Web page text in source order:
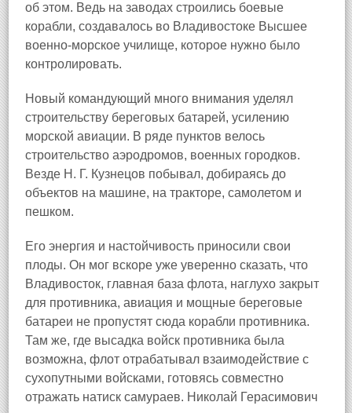
об этом. Ведь на заводах строились боевые
корабли, создавалось во Владивостоке Высшее
военно-морское училище, которое нужно было
контролировать.
Новый командующий много внимания уделял
строительству береговых батарей, усилению
морской авиации. В ряде пунктов велось
строительство аэродромов, военных городков.
Везде Н. Г. Кузнецов побывал, добираясь до
объектов на машине, на тракторе, самолетом и
пешком.
Его энергия и настойчивость приносили свои
плоды. Он мог вскоре уже уверенно сказать, что
Владивосток, главная база флота, наглухо закрыт
для противника, авиация и мощные береговые
батареи не пропустят сюда корабли противника.
Там же, где высадка войск противника была
возможна, флот отрабатывал взаимодействие с
сухопутными войсками, готовясь совместно
отражать натиск самураев. Николай Герасимович